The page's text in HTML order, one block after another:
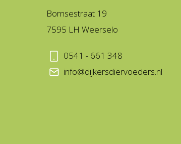
Bornsestraat 19
7595 LH Weerselo
0541 - 661 348
info@dijkersdiervoeders.nl